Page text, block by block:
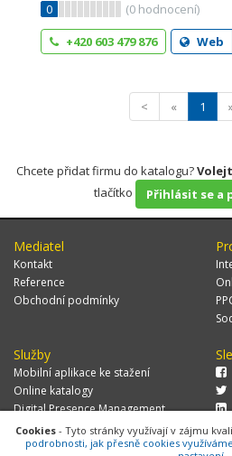
0
(0 hodnocení)
+420 603 479 876
Web
< « 1
Chcete přidat firmu do katalogu?
tlačítko
Přihlásit se a
Mediatel
Kontakt
Reference
Obchodní podmínky
Služby
Mobilní aplikace ke stažení
Online katalogy
Digital Presence Management
Více zákazníků
Cookies - Tyto stránky využívají v zájmu
podrobnosti, jak přesně cookies